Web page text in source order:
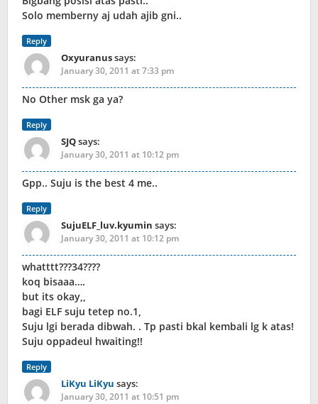
Solo memberny aj udah ajib gni..
Reply
Oxyuranussays:
January 30, 2011 at 7:33 pm
No Other msk ga ya?
Reply
SJQsays:
January 30, 2011 at 10:12 pm
Gpp.. Suju is the best 4 me..
Reply
SujuELF_luv.kyumin says:
January 30, 2011 at 10:12 pm
whatttt???34????
koq bisaaa….
but its okay,,
bagi ELF suju tetep no.1,
Suju lgi berada dibwah. . Tp pasti bkal kembali lg k atas!
Suju oppadeul hwaiting!!
Reply
LiKyu LiKyu says:
January 30, 2011 at 10:51 pm